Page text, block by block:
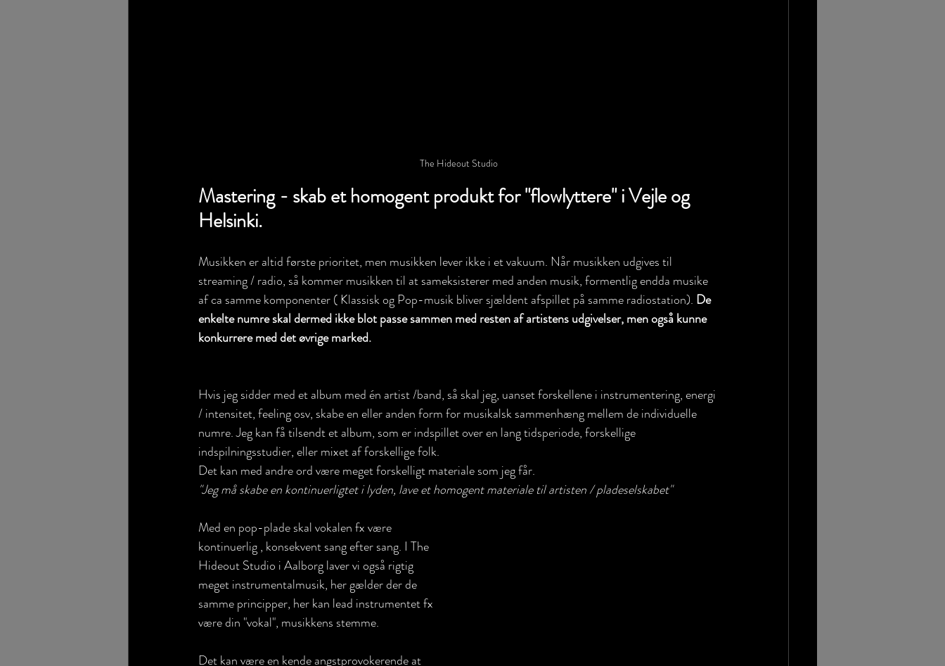
The Hideout Studio
Mastering - skab et homogent produkt for "flowlyttere" i Vejle og
Helsinki.
Musikken er altid første prioritet, men musikken lever ikke i et vakuum. Når musikken udgives til
streaming / radio, så kommer musikken til at sameksisterer med anden musik, formentlig endda musike
af ca samme komponenter ( Klassisk og Pop-musik bliver sjældent afspillet på samme radiostation). De
enkelte numre skal dermed ikke blot passe sammen med resten af artistens udgivelser, men også kunne
konkurrere med det øvrige marked.
Hvis jeg sidder med et album med én artist /band, så skal jeg, uanset forskellene i instrumentering, energi
/ intensitet, feeling osv, skabe en eller anden form for musikalsk sammenhæng mellem de individuelle
numre. Jeg kan få tilsendt et album, som er indspillet over en lang tidsperiode, forskellige
indspilningsstudier, eller mixet af forskellige folk.
Det kan med andre ord være meget forskelligt materiale som jeg får.
"Jeg må skabe en kontinuerligtet i lyden, lave et homogent materiale til artisten / pladeselskabet"
Med en pop-plade skal vokalen fx være
kontinuerlig , konsekvent sang efter sang. I The
Hideout Studio i Aalborg laver vi også rigtig
meget instrumentalmusik, her gælder der de
samme principper, her kan lead instrumentet fx
være din "vokal", musikkens stemme.
Det kan være en kende angstprovokerende at